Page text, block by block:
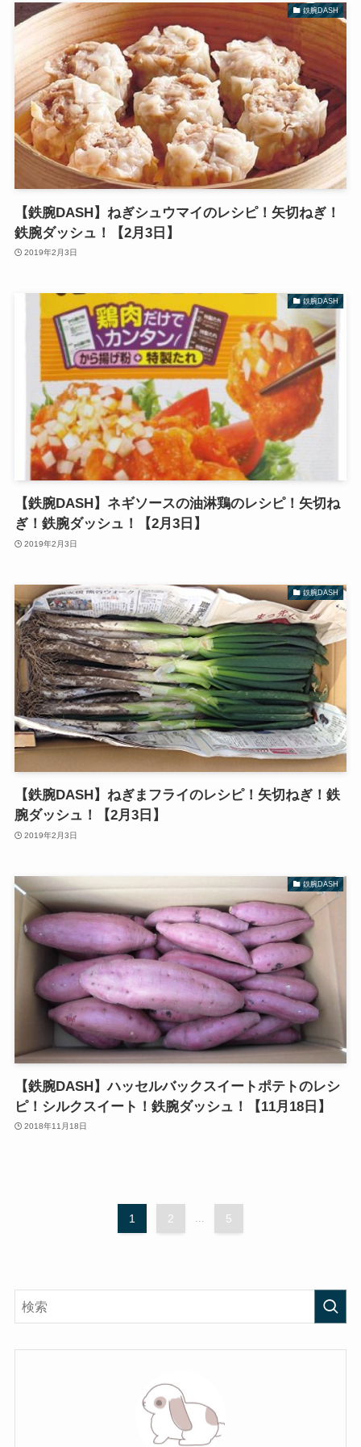
鉄腕DASH
【鉄腕DASH】ねぎシュウマイのレシピ！矢切ねぎ！
鉄腕ダッシュ！【2月3日】
2019年2月3日
鉄腕DASH
【鉄腕DASH】ネギソースの油淋鶏のレシピ！矢切ね
ぎ！鉄腕ダッシュ！【2月3日】
2019年2月3日
鉄腕DASH
【鉄腕DASH】ねぎまフライのレシピ！矢切ねぎ！鉄
腕ダッシュ！【2月3日】
2019年2月3日
鉄腕DASH
【鉄腕DASH】ハッセルバックスイートポテトのレシ
ピ！シルクスイート！鉄腕ダッシュ！【11月18日】
2018年11月18日
1 2 5